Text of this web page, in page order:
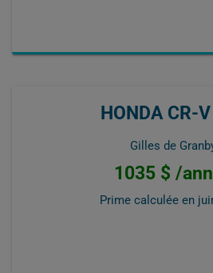
HONDA CR-
Gilles de
1035 $ /
Prime calculée en